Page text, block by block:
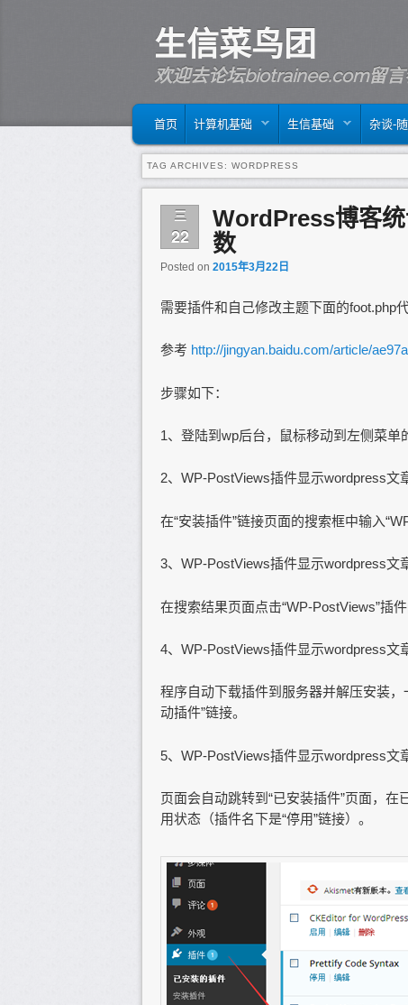
生信菜鸟团
欢迎去论坛biotrainee.com留
MAIN MENU
SKIP TO PRIMARY CONTENT
SKIP TO SECONDARY CONTENT
首页 计算机基础 生信基础 杂谈-
TAG ARCHIVES: WORDPRESS
三
22
WordPress博客
数
Posted on 2015年3月22日
需要插件和自己修改主题下面的foot.php代
参考 http://jingyan.baidu.com/article/
步骤如下：
1、登陆到wp后台，鼠标移动到左侧菜单
2、WP-PostViews插件显示wordpress文
在“安装插件”链接页面的搜索框中输入
3、WP-PostViews插件显示wordpress文
在搜索结果页面点击“WP-PostViews”插
4、WP-PostViews插件显示wordpress文
程序自动下载插件到服务器并解压安装
动插件”链接。
5、WP-PostViews插件显示wordpress文
页面会自动跳转到“已安装插件”页面，
用状态（插件名下是“停用”链接）。